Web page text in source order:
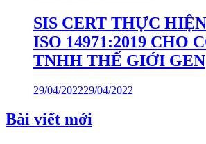
SIS CERT THỰC
ISO 14971:2019 CHO
TNHH THẾ GIỚI GEN
29/04/202229/04/2022
Bài viết mới